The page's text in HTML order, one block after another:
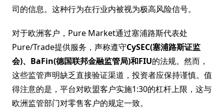
司的信息。这种行为在行业内被视为极高风险信号。
对于欧洲客户，Pure Market通过塞浦路斯代表处
Pure/Trade提供服务，声称遵守CySEC(塞浦路斯证监
会)、BaFin(德国联邦金融监管局)和FIU的法规。然而，
这些监管声明缺乏直接验证渠道，投资者应保持谨慎。值
得注意的是，平台对欧盟客户实施1:30的杠杆上限，这与
欧洲监管部门对零售客户的规定一致。